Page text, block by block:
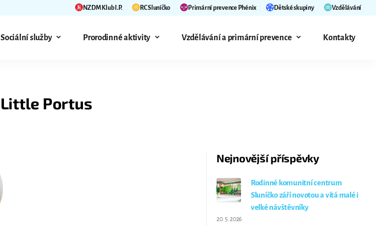
NZDM Klub I.P. RC Sluníčko Primární prevence Phénix Dětské skupiny Vzdělávání
Sociální služby Prorodinné aktivity Vzdělávání a primární prevence Kontakty
Little Portus
Nejnovější příspěvky
Rodinné komunitní centrum
Sluníčko září novotou a vítá malé i
velké návštěvníky
20. 5. 2026